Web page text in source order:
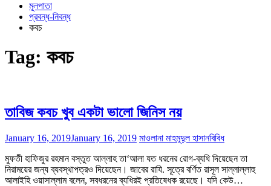
মূলপাতা
প্রবন্ধ-নিবন্ধ
কবচ
Tag: কবচ
তাবিজ কবচ খুব একটা ভালো জিনিস নয়
January 16, 2019January 16, 2019 মাওলানা মাহমূদুল হাসানবিবিধ
মুফতী হাফিজুর রহমান বস্তুত আল্লাহ তা‘আলা যত ধরনের রোগ-ব্যধি দিয়েছেন তা
নিরাময়ের জন্য ব্যবস্থাপত্রও দিয়েছেন। জাবের রাযি. সূত্রে বর্ণিত রাসূল সাল্লাল্লাহু
আলাইহি ওয়াসাল্লাম বলেন, সবধরনের ব্যধিরই প্রতিষেধক রয়েছে। যদি কেউ…